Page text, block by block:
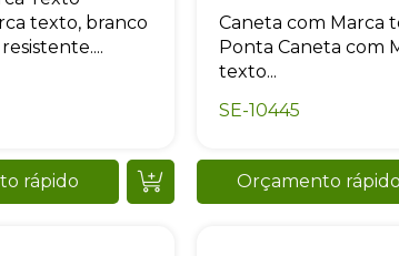
texto, branco
rápido
Caneta com Marca
Ponta Caneta com
texto...
SE-10445
Orçamento rápido